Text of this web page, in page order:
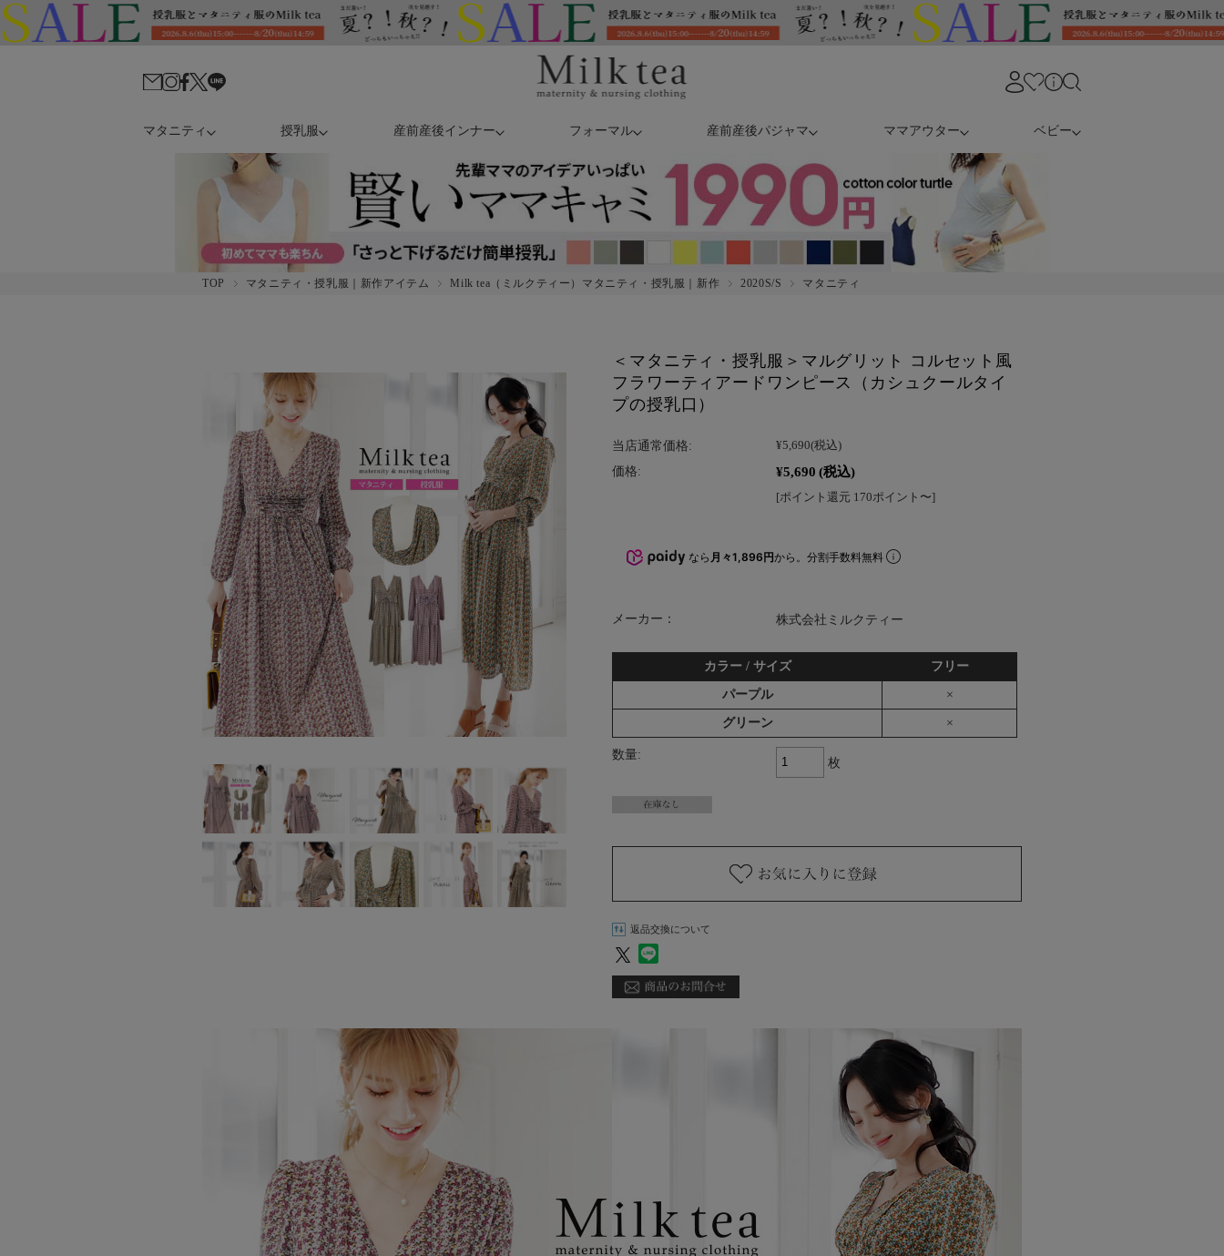
マタニティ 授乳服 産前産後インナー フォーマル 産前産後パジャマ ママアウター ベビー
TOP マタニティ・授乳服｜新作アイテム Milk tea（ミルクティー）マタニティ・授乳服｜新作 2020S/S マタニティ
＜マタニティ・授乳服＞マルグリット コルセット風
フラワーティアードワンピース（カシュクールタイ
プの授乳口）
当店通常価格: ¥5,690(税込)
価格: ¥5,690 (税込)
[ポイント還元 170ポイント〜]
なら 月々1,896円から。分割手数料無料
メーカー： 株式会社ミルクティー
カラー / サイズ フリー
パープル ×
グリーン ×
数量:
枚
返品交換について